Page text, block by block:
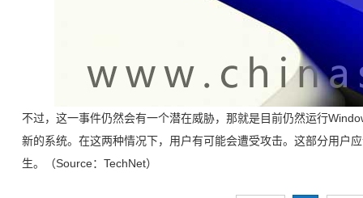
不过，这一事件仍然会有一个潜在威胁，那就是目前仍然运行
新的系统。在这两种情况下，用户有可能会遭受攻击。这部分用户
生。（Source：TechNet）